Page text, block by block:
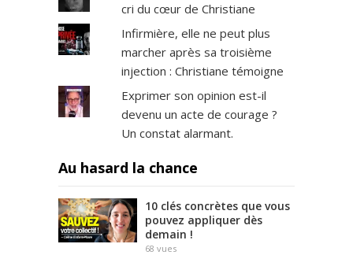
cri du cœur de Christiane
Infirmière, elle ne peut plus
marcher après sa troisième
injection : Christiane témoigne
Exprimer son opinion est-il
devenu un acte de courage ?
Un constat alarmant.
Au hasard la chance
10 clés concrètes que vous
pouvez appliquer dès
demain !
68 vues